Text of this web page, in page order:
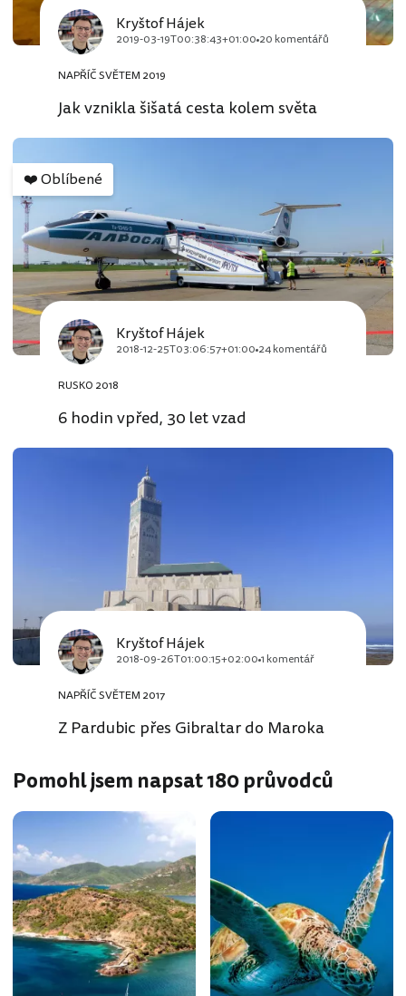
Kryštof Hájek
2019-03-19T00:38:43+01:00 20 komentářů
NAPŘÍČ SVĚTEM 2019
Jak vznikla šišatá cesta kolem světa
Kryštof Hájek
2018-12-25T03:06:57+01:00 24 komentářů
RUSKO 2018
6 hodin vpřed, 30 let vzad
❤️Oblíbené
Kryštof Hájek
2018-09-26T01:00:15+02:00 1 komentář
NAPŘÍČ SVĚTEM 2017
Z Pardubic přes Gibraltar do Maroka
Pomohl jsem napsat 180 průvodců